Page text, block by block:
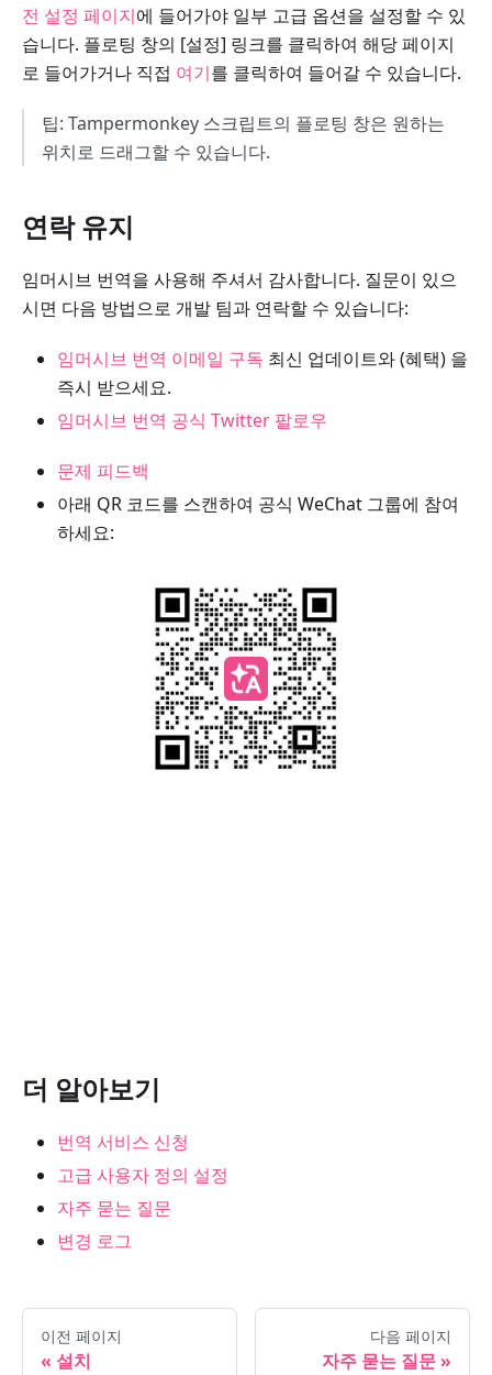
전 설정 페이지에 들어가야 일부 고급 옵션을 설정할 수 있
습니다. 플로팅 창의 [설정] 링크를 클릭하여 해당 페이지
로 들어가거나 직접 여기를 클릭하여 들어갈 수 있습니다.
팁: Tampermonkey 스크립트의 플로팅 창은 원하는
위치로 드래그할 수 있습니다.
연락 유지
임머시브 번역을 사용해 주셔서 감사합니다. 질문이 있으
시면 다음 방법으로 개발 팀과 연락할 수 있습니다:
임머시브 번역 이메일 구독 최신 업데이트와 (혜택) 을
즉시 받으세요.
임머시브 번역 공식 Twitter 팔로우
문제 피드백
아래 QR 코드를 스캔하여 공식 WeChat 그룹에 참여
하세요:
더 알아보기
번역 서비스 신청
고급 사용자 정의 설정
자주 묻는 질문
변경 로그
이전 페이지
설치
다음 페이지
자주 묻는 질문